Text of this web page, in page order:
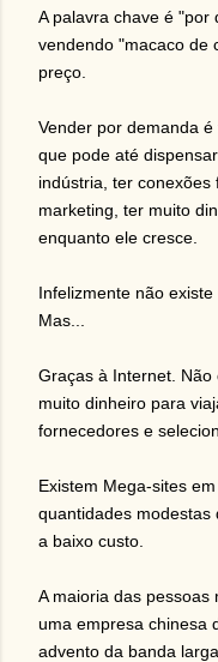
A palavra chave é "por
vendendo "macaco de
preço.
Vender por demanda
que pode até
indústria, ter
marketing, ter muito
enquanto ele cresce.
Infelizmente não
Mas...
Graças à Internet.
muito dinheiro para
fornecedores e
Existem Mega-sites
quantidades
a baixo custo.
A maioria das pessoas
uma empresa chinesa
advento da banda